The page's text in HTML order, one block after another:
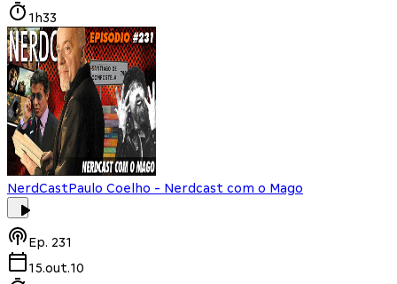
1h33
NerdCastPaulo Coelho - Nerdcast com o Mago
Ep. 231
15.out.10